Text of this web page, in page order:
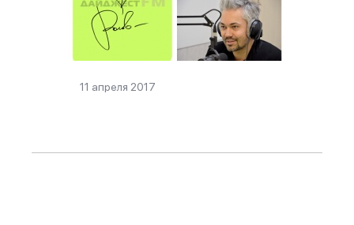
11 апреля 2017